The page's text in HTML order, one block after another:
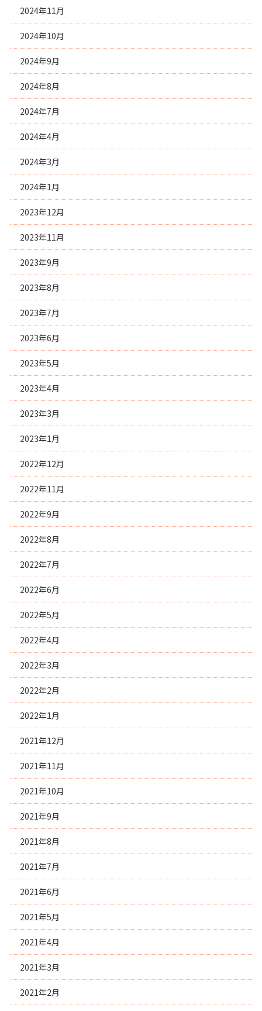
2024年11月
2024年10月
2024年9月
2024年8月
2024年7月
2024年4月
2024年3月
2024年1月
2023年12月
2023年11月
2023年9月
2023年8月
2023年7月
2023年6月
2023年5月
2023年4月
2023年3月
2023年1月
2022年12月
2022年11月
2022年9月
2022年8月
2022年7月
2022年6月
2022年5月
2022年4月
2022年3月
2022年2月
2022年1月
2021年12月
2021年11月
2021年10月
2021年9月
2021年8月
2021年7月
2021年6月
2021年5月
2021年4月
2021年3月
2021年2月